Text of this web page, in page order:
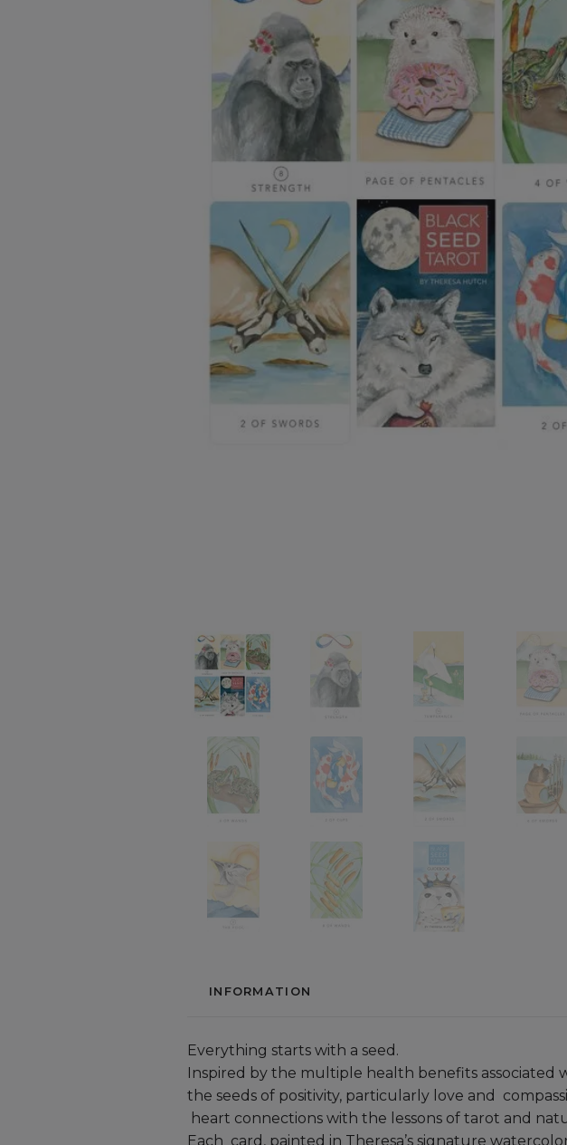
INFORMATION
Everything starts with a seed.
Inspired by the multiple health benefits associated
the seeds of positivity, particularly love and
heart connections with the lessons of tarot and
Each card, painted in Theresa’s signature